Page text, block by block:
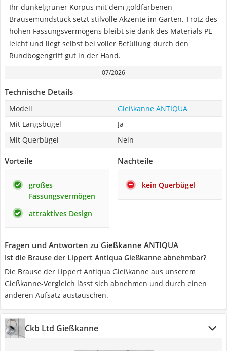
Ihr dunkelgrüner Korpus mit dem goldfarbenen
Brausemundstück setzt stilvolle Akzente im Garten. Trotz des
hohen Fassungsvermögens bleibt sie dank des Materials PE
leicht und liegt selbst bei voller Befüllung durch den
Rundbogengriff gut in der Hand.
07/2026
Technische Details
Modell
Gießkanne ANTIQUA
Mit Längsbügel
Ja
Mit Querbügel
Nein
Vorteile
großes
Fassungsvermögen
attraktives Design
Nachteile
kein Querbügel
Fragen und Antworten zu Gießkanne ANTIQUA
Ist die Brause der Lippert Antiqua Gießkanne abnehmbar?
Die Brause der Lippert Antiqua Gießkanne aus unserem
Gießkanne-Vergleich lässt sich abnehmen und durch einen
anderen Aufsatz austauschen.
Ckb Ltd Gießkanne